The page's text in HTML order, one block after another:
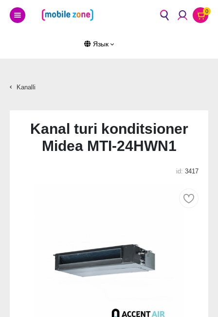
0
Язык
Kanalli
Kanal turi konditsioner
Midea MTI-24HWN1
id: 3417